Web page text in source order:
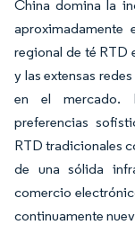
China domina la
regional de té RTD
y las extensas
en el mercado.
preferencias
RTD tradicionales
de una sólida
comercio
continuamente